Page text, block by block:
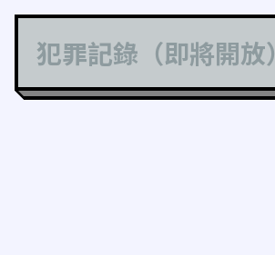
犯罪記錄（即將開放）